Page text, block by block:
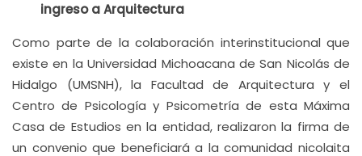
ingreso a Arquitectura
Como parte de la colaboración interinstitucional que
existe en la Universidad Michoacana de San Nicolás de
Hidalgo (UMSNH), la Facultad de Arquitectura y el
Centro de Psicología y Psicometría de esta Máxima
Casa de Estudios en la entidad, realizaron la firma de
un convenio que beneficiará a la comunidad nicolaita